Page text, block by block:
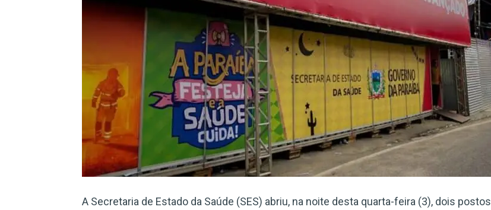
A Secretaria de Estado da Saúde (SES) abriu, na noite desta quarta-feira (3), dois postos